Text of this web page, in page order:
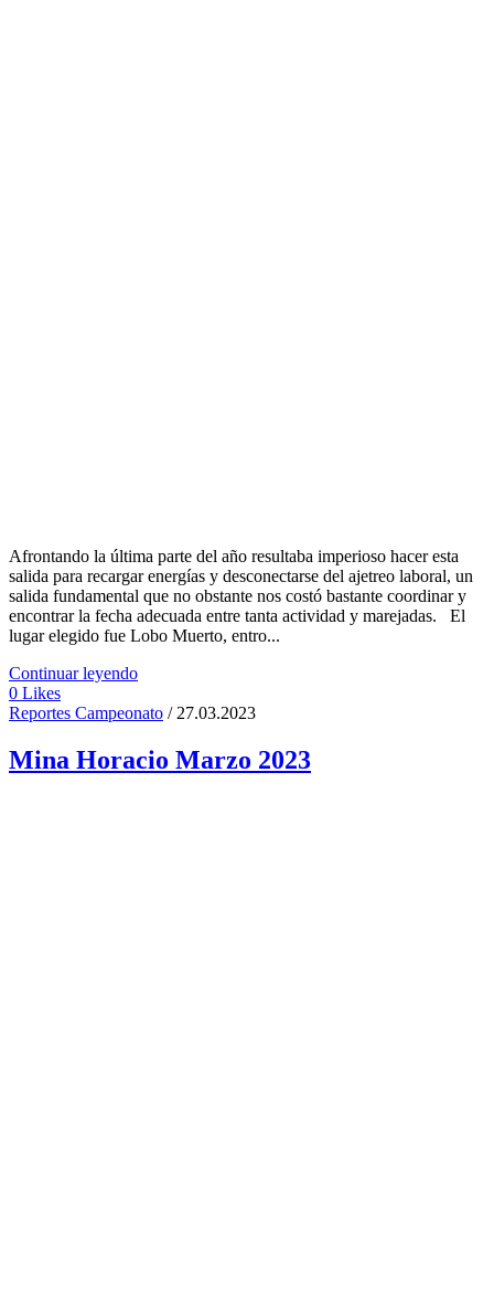
Afrontando la última parte del año resultaba imperioso hacer esta
salida para recargar energías y desconectarse del ajetreo laboral, un
salida fundamental que no obstante nos costó bastante coordinar y
encontrar la fecha adecuada entre tanta actividad y marejadas. El
lugar elegido fue Lobo Muerto, entro...
Continuar leyendo
0 Likes
Reportes Campeonato / 27.03.2023
Mina Horacio Marzo 2023